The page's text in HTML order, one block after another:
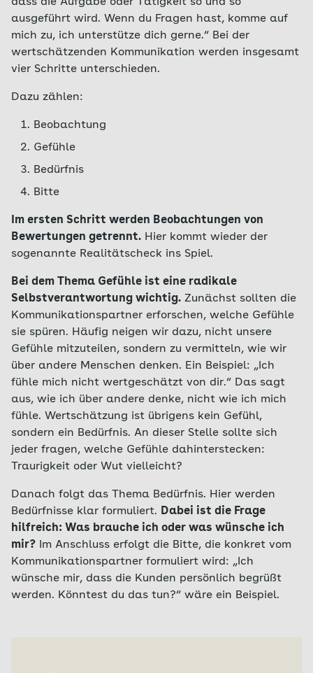
ausgeführt wird. Wenn du Fragen hast, komme auf
mich zu, ich unterstütze dich gerne.“ Bei der
wertschätzenden Kommunikation werden insgesamt
vier Schritte unterschieden.
Dazu zählen:
Beobachtung
Gefühle
Bedürfnis
Bitte
Im ersten Schritt werden Beobachtungen von
Bewertungen getrennt. Hier kommt wieder der
sogenannte Realitätscheck ins Spiel.
Bei dem Thema Gefühle ist eine radikale
Selbstverantwortung wichtig. Zunächst sollten die
Kommunikationspartner erforschen, welche Gefühle
sie spüren. Häufig neigen wir dazu, nicht unsere
Gefühle mitzuteilen, sondern zu vermitteln, wie wir
über andere Menschen denken. Ein Beispiel: „Ich
fühle mich nicht wertgeschätzt von dir.“ Das sagt
aus, wie ich über andere denke, nicht wie ich mich
fühle. Wertschätzung ist übrigens kein Gefühl,
sondern ein Bedürfnis. An dieser Stelle sollte sich
jeder fragen, welche Gefühle dahinterstecken:
Traurigkeit oder Wut vielleicht?
Danach folgt das Thema Bedürfnis. Hier werden
Bedürfnisse klar formuliert. Dabei ist die Frage
hilfreich: Was brauche ich oder was wünsche ich
mir? Im Anschluss erfolgt die Bitte, die konkret vom
Kommunikationspartner formuliert wird: „Ich
wünsche mir, dass die Kunden persönlich begrüßt
werden. Könntest du das tun?“ wäre ein Beispiel.